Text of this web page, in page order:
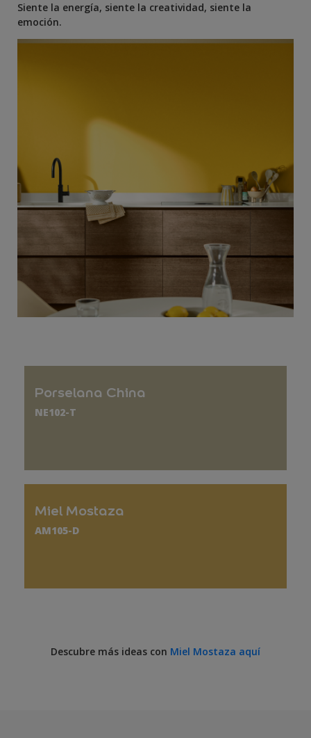
Siente la energía, siente la creatividad, siente la
emoción.
Porselana China
NE102-T
Miel Mostaza
AM105-D
Descubre más ideas con Miel Mostaza aquí